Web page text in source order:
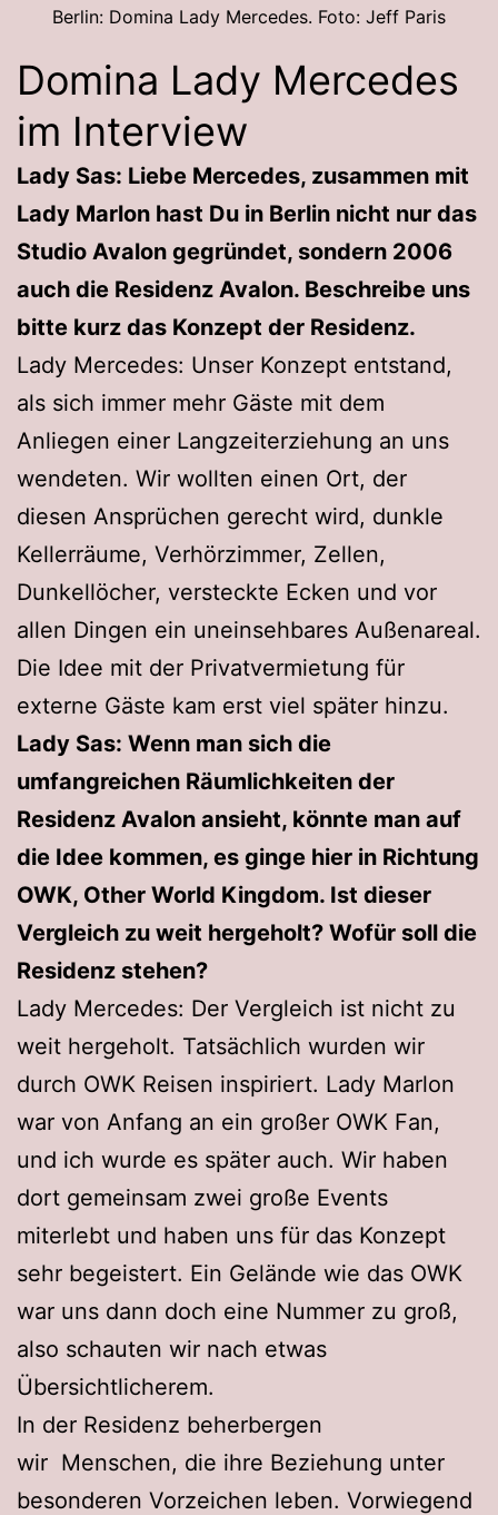
Berlin: Domina Lady Mercedes. Foto: Jeff Paris
Domina Lady Mercedes
im Interview
Lady Sas: Liebe Mercedes, zusammen mit
Lady Marlon hast Du in Berlin nicht nur das
Studio Avalon gegründet, sondern 2006
auch die Residenz Avalon. Beschreibe uns
bitte kurz das Konzept der Residenz.
Lady Mercedes: Unser Konzept entstand,
als sich immer mehr Gäste mit dem
Anliegen einer Langzeiterziehung an uns
wendeten. Wir wollten einen Ort, der
diesen Ansprüchen gerecht wird, dunkle
Kellerräume, Verhörzimmer, Zellen,
Dunkellöcher, versteckte Ecken und vor
allen Dingen ein uneinsehbares Außenareal.
Die Idee mit der Privatvermietung für
externe Gäste kam erst viel später hinzu.
Lady Sas: Wenn man sich die
umfangreichen Räumlichkeiten der
Residenz Avalon ansieht, könnte man auf
die Idee kommen, es ginge hier in Richtung
OWK, Other World Kingdom. Ist dieser
Vergleich zu weit hergeholt? Wofür soll die
Residenz stehen?
Lady Mercedes: Der Vergleich ist nicht zu
weit hergeholt. Tatsächlich wurden wir
durch OWK Reisen inspiriert. Lady Marlon
war von Anfang an ein großer OWK Fan,
und ich wurde es später auch. Wir haben
dort gemeinsam zwei große Events
miterlebt und haben uns für das Konzept
sehr begeistert. Ein Gelände wie das OWK
war uns dann doch eine Nummer zu groß,
also schauten wir nach etwas
Übersichtlicherem.
In der Residenz beherbergen
wir Menschen, die ihre Beziehung unter
besonderen Vorzeichen leben. Vorwiegend